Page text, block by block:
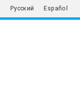
Русский Español